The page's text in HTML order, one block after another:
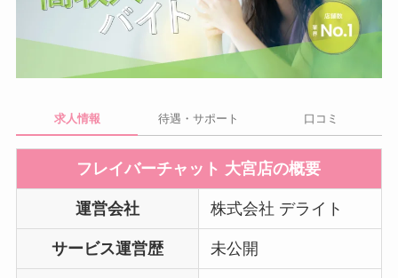
求人情報 待遇・サポート 口コミ
フレイバーチャット 大宮店の概要
運営会社 株式会社 デライト
サービス運営歴 未公開